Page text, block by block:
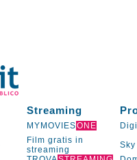
Streaming
MYMOVIESONE
Film gratis in
streaming
Sky